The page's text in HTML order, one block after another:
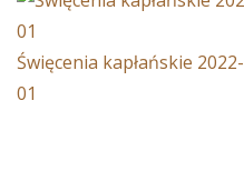
Święcenia kapłańskie 2022-
01